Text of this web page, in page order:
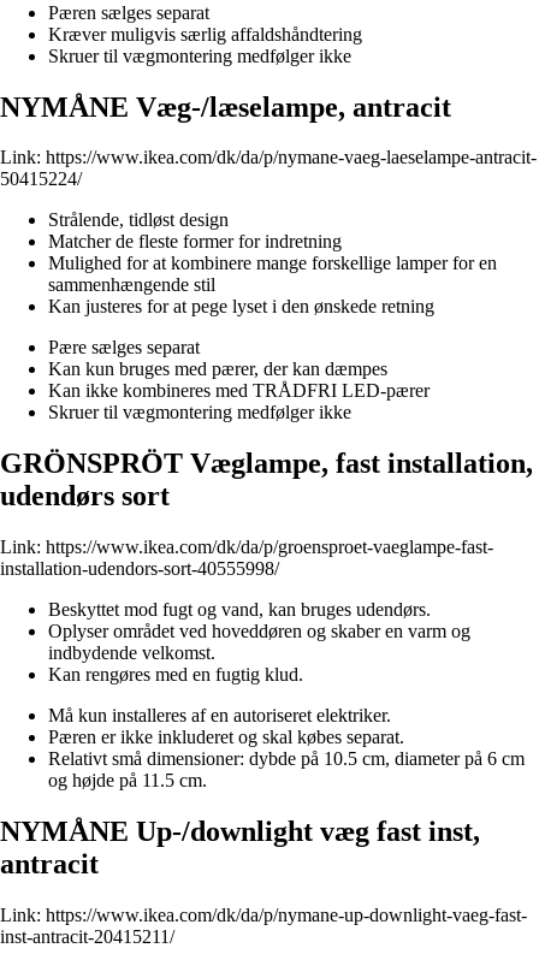
Pæren sælges separat
Kræver muligvis særlig affaldshåndtering
Skruer til vægmontering medfølger ikke
NYMÅNE Væg-/læselampe, antracit
Link: https://www.ikea.com/dk/da/p/nymane-vaeg-laeselampe-antracit-
50415224/
Strålende, tidløst design
Matcher de fleste former for indretning
Mulighed for at kombinere mange forskellige lamper for en
sammenhængende stil
Kan justeres for at pege lyset i den ønskede retning
Pære sælges separat
Kan kun bruges med pærer, der kan dæmpes
Kan ikke kombineres med TRÅDFRI LED-pærer
Skruer til vægmontering medfølger ikke
GRÖNSPRÖT Væglampe, fast installation,
udendørs sort
Link: https://www.ikea.com/dk/da/p/groensproet-vaeglampe-fast-
installation-udendors-sort-40555998/
Beskyttet mod fugt og vand, kan bruges udendørs.
Oplyser området ved hoveddøren og skaber en varm og
indbydende velkomst.
Kan rengøres med en fugtig klud.
Må kun installeres af en autoriseret elektriker.
Pæren er ikke inkluderet og skal købes separat.
Relativt små dimensioner: dybde på 10.5 cm, diameter på 6 cm
og højde på 11.5 cm.
NYMÅNE Up-/downlight væg fast inst,
antracit
Link: https://www.ikea.com/dk/da/p/nymane-up-downlight-vaeg-fast-
inst-antracit-20415211/